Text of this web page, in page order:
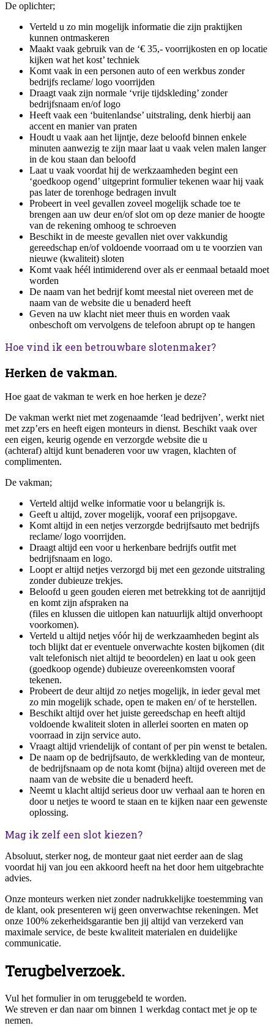
De oplichter;
Verteld u zo min mogelijk informatie die zijn praktijken
kunnen ontmaskeren
Maakt vaak gebruik van de ‘€ 35,- voorrijkosten en op locatie
kijken wat het kost’ techniek
Komt vaak in een personen auto of een werkbus zonder
bedrijfs reclame/ logo voorrijden
Draagt vaak zijn normale ‘vrije tijdskleding’ zonder
bedrijfsnaam en/of logo
Heeft vaak een ‘buitenlandse’ uitstraling, denk hierbij aan
accent en manier van praten
Houdt u vaak aan het lijntje, deze beloofd binnen enkele
minuten aanwezig te zijn maar laat u vaak velen malen langer
in de kou staan dan beloofd
Laat u vaak voordat hij de werkzaamheden begint een
‘goedkoop ogend’ uitgeprint formulier tekenen waar hij vaak
pas later de torenhoge bedragen invult
Probeert in veel gevallen zoveel mogelijk schade toe te
brengen aan uw deur en/of slot om op deze manier de hoogte
van de rekening omhoog te schroeven
Beschikt in de meeste gevallen niet over vakkundig
gereedschap en/of voldoende voorraad om u te voorzien van
nieuwe (kwaliteit) sloten
Komt vaak héél intimiderend over als er eenmaal betaald moet
worden
De naam van het bedrijf komt meestal niet overeen met de
naam van de website die u benaderd heeft
Geven na uw klacht niet meer thuis en worden vaak
onbeschoft om vervolgens de telefoon abrupt op te hangen
Hoe vind ik een betrouwbare slotenmaker?
Herken de vakman.
Hoe gaat de vakman te werk en hoe herken je deze?
De vakman werkt niet met zogenaamde ‘lead bedrijven’, werkt niet
met zzp’ers en heeft eigen monteurs in dienst. Beschikt vaak over
een eigen, keurig ogende en verzorgde website die u
(achteraf) altijd kunt benaderen voor uw vragen, klachten of
complimenten.
De vakman;
Verteld altijd welke informatie voor u belangrijk is.
Geeft u altijd, zover mogelijk, vooraf een prijsopgave.
Komt altijd in een netjes verzorgde bedrijfsauto met bedrijfs
reclame/ logo voorrijden.
Draagt altijd een voor u herkenbare bedrijfs outfit met
bedrijfsnaam en logo.
Loopt er altijd netjes verzorgd bij met een gezonde uitstraling
zonder dubieuze trekjes.
Beloofd u geen gouden eieren met betrekking tot de aanrijtijd
en komt zijn afspraken na
(files en klussen die uitlopen kan natuurlijk altijd onverhoopt
voorkomen).
Verteld u altijd netjes vóór hij de werkzaamheden begint als
toch blijkt dat er eventuele onverwachte kosten bijkomen (dit
valt telefonisch niet altijd te beoordelen) en laat u ook geen
(goedkoop ogende) dubieuze overeenkomsten vooraf
tekenen.
Probeert de deur altijd zo netjes mogelijk, in ieder geval met
zo min mogelijk schade, open te maken en/ of te herstellen.
Beschikt altijd over het juiste gereedschap en heeft altijd
voldoende kwaliteit sloten in allerlei soorten en maten op
voorraad in zijn service auto.
Vraagt altijd vriendelijk of contant of per pin wenst te betalen.
De naam op de bedrijfsauto, de werkkleding van de monteur,
de bedrijfsnaam op de nota komt (bijna) altijd overeen met de
naam van de website die u benaderd heeft.
Neemt u klacht altijd serieus door uw verhaal aan te horen en
door u netjes te woord te staan en te kijken naar een gewenste
oplossing.
Mag ik zelf een slot kiezen?
Absoluut, sterker nog, de monteur gaat niet eerder aan de slag
voordat hij van jou een akkoord heeft na het door hem uitgebrachte
advies.
Onze monteurs werken niet zonder nadrukkelijke toestemming van
de klant, ook presenteren wij geen onverwachtse rekeningen. Met
onze 100% zekerheidsgarantie ben jij altijd van verzekerd van
maximale service, de beste kwaliteit materialen en duidelijke
communicatie.
Terugbelverzoek.
Vul het formulier in om teruggebeld te worden.
We streven er dan naar om binnen 1 werkdag contact met je op te
nemen.